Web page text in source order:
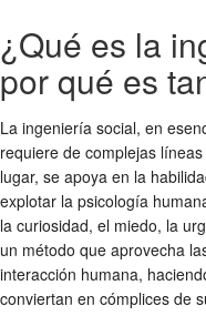
¿Qué es la
por qué es
La ingeniería social, en
requiere de complejas
lugar, se apoya en la
explotar la psicología
la curiosidad, el miedo, la
un método que aprovecha
interacción humana,
conviertan en cómplices de